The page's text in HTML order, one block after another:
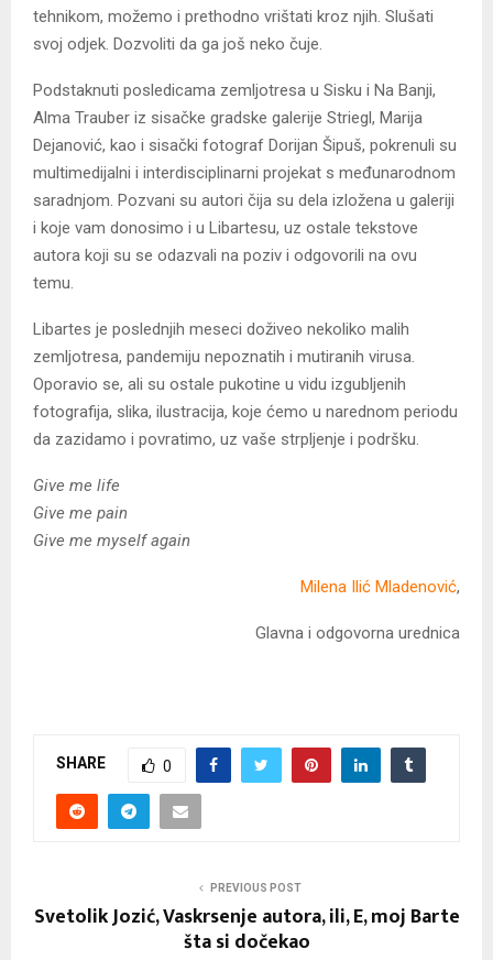
tehnikom, možemo i prethodno vrištati kroz njih. Slušati
svoj odjek. Dozvoliti da ga još neko čuje.
Podstaknuti posledicama zemljotresa u Sisku i Na Banji,
Alma Trauber iz sisačke gradske galerije Striegl, Marija
Dejanović, kao i sisački fotograf Dorijan Šipuš, pokrenuli su
multimedijalni i interdisciplinarni projekat s međunarodnom
saradnjom. Pozvani su autori čija su dela izložena u galeriji
i koje vam donosimo i u Libartesu, uz ostale tekstove
autora koji su se odazvali na poziv i odgovorili na ovu
temu.
Libartes je poslednjih meseci doživeo nekoliko malih
zemljotresa, pandemiju nepoznatih i mutiranih virusa.
Oporavio se, ali su ostale pukotine u vidu izgubljenih
fotografija, slika, ilustracija, koje ćemo u narednom periodu
da zazidamo i povratimo, uz vaše strpljenje i podršku.
Give me life
Give me pain
Give me myself again
Milena Ilić Mladenović,
Glavna i odgovorna urednica
SHARE 0
PREVIOUS POST
Svetolik Jozić, Vaskrsenje autora, ili, E, moj Barte
šta si dočekao